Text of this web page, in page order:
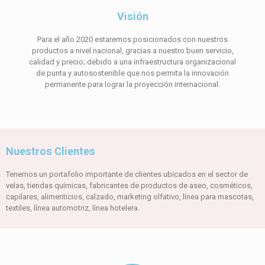
Visión
Para el año 2020 estaremos posicionados con nuestros
productos a nivel nacional, gracias a nuestro buen servicio,
calidad y precio; debido a una infraestructura organizacional
de punta y autosostenible que nos permita la innovación
permanente para lograr la proyección internacional.
Nuestros Clientes
Tenemos un portafolio importante de clientes ubicados en el sector de
velas, tiendas químicas, fabricantes de productos de aseo, cosméticos,
capilares, alimenticios, calzado, marketing olfativo, línea para mascotas,
textiles, línea automotriz, línea hotelera.